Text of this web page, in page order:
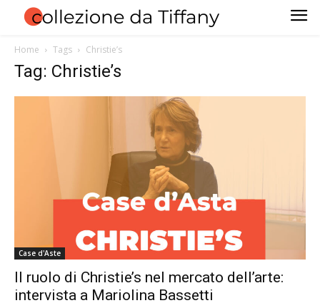
Home Tags Christie’s
Tag: Christie’s
Case d'Aste
Il ruolo di Christie’s nel mercato dell’arte:
intervista a Mariolina Bassetti